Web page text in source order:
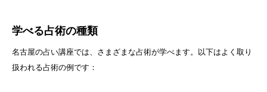
学べる占術の種類
名古屋の占い講座では、さまざまな占術が学べます。以下はよく取り
扱われる占術の例です：